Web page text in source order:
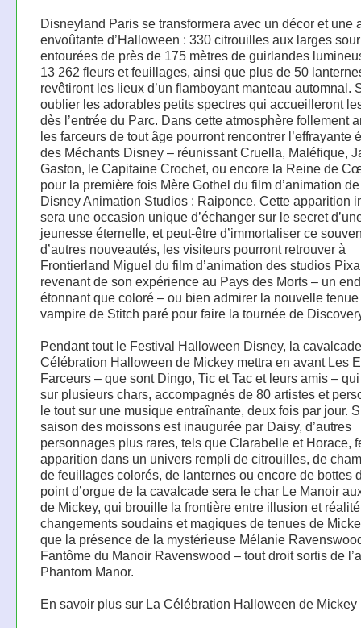
Disneyland Paris se transformera avec un décor et une
envoûtante d’Halloween : 330 citrouilles aux larges
entourées de près de 175 mètres de guirlandes
13 262 fleurs et feuillages, ainsi que plus de 50
revêtiront les lieux d’un flamboyant manteau automnal.
oublier les adorables petits spectres qui accueilleront
dès l’entrée du Parc. Dans cette atmosphère follement
les farceurs de tout âge pourront rencontrer l’effrayante
des Méchants Disney – réunissant Cruella, Maléfique,
Gaston, le Capitaine Crochet, ou encore la Reine de
pour la première fois Mère Gothel du film d’animation
Disney Animation Studios : Raiponce. Cette apparition
sera une occasion unique d’échanger sur le secret
jeunesse éternelle, et peut-être d’immortaliser ce
d’autres nouveautés, les visiteurs pourront retrouver à
Frontierland Miguel du film d’animation des studios
revenant de son expérience au Pays des Morts – un
étonnant que coloré – ou bien admirer la nouvelle tenue
vampire de Stitch paré pour faire la tournée de
Pendant tout le Festival Halloween Disney, la
Célébration Halloween de Mickey mettra en avant Les
Farceurs – que sont Dingo, Tic et Tac et leurs amis –
sur plusieurs chars, accompagnés de 80 artistes et
le tout sur une musique entraînante, deux fois par jour.
saison des moissons est inaugurée par Daisy, d’autres
personnages plus rares, tels que Clarabelle et Horace,
apparition dans un univers rempli de citrouilles, de
de feuillages colorés, de lanternes ou encore de bottes
point d’orgue de la cavalcade sera le char Le Manoir
de Mickey, qui brouille la frontière entre illusion et
changements soudains et magiques de tenues de
que la présence de la mystérieuse Mélanie
Fantôme du Manoir Ravenswood – tout droit sortis de
Phantom Manor.
En savoir plus sur La Célébration Halloween de Mickey